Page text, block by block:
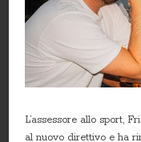
L’assessore allo sport,
al nuovo direttivo e ha